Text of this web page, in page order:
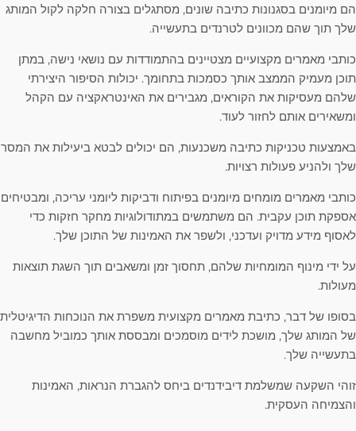
הם מיומנים בסגנונות כתיבה שונים, מסתגלים בצורה חלקה לקול המותג
שלך תוך שהם מכוונים לטרנדים בתעשייה.
כותבי מאמרים מקצועיים מצטיינים בהתמודדות עם נושאי נישה, במתן
תוכן מעמיק הממצב אותך כסמכות בתחומך. יכולות הסיפור היצירתי
שלהם מעסיקות את הקוראים, מגבירים את האינטראקציה עם הקהל
ומשאירים אותם לחזור לעוד.
באמצעות טכניקות כתיבה משכנעות, הם יכולים לבטא ביעילות את המסר
שלך ולהניע פעולות רצויות.
כותבי מאמרים מומחים מיומנים בפיתוח ודביקות ליומני עריכה, ומבטיחים
אספקת תוכן עקבית. הם משתמשים במתודולוגיות מחקר חזקות כדי
לאסוף מידע מדויק ועדכני, ולשפר את האמינות של התוכן שלך.
על ידי מינוף המומחיות שלהם, תחסוך זמן ומשאבים תוך השגת תוצאות
מעולות.
בסופו של דבר, כתיבת מאמרים מקצועית משפרת את הנוכחות הדיגיטלית
של המותג שלך, מושכת לידים מוסמכים ומבססת אותך כמוביל מחשבה
בתעשייה שלך.
זוהי השקעה שמשלמת דיבידנדים ביחס להגברת הנראות, האמינות
והצמיחה העסקית.